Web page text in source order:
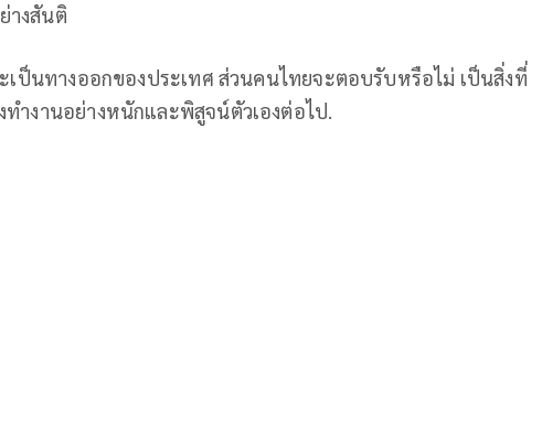
างสันติ
เป็นทางออกของประเทศ ส่วนคนไทยจะตอบรับหรือไม่ เป็นสิ่งที่
ำงานอย่างหนักและพิสูจน์ตัวเองต่อไป.